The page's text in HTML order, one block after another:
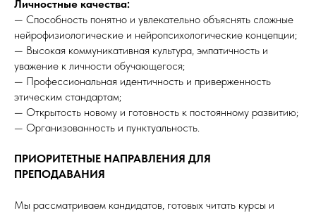
Личностные качества:
— Способность понятно и увлекательно объяснять сложные
нейрофизиологические и нейропсихологические концепции;
— Высокая коммуникативная культура, эмпатичность и
уважение к личности обучающегося;
— Профессиональная идентичность и приверженность
этическим стандартам;
— Открытость новому и готовность к постоянному развитию;
— Организованность и пунктуальность.
ПРИОРИТЕТНЫЕ НАПРАВЛЕНИЯ ДЛЯ
ПРЕПОДАВАНИЯ
Мы рассматриваем кандидатов, готовых читать курсы и